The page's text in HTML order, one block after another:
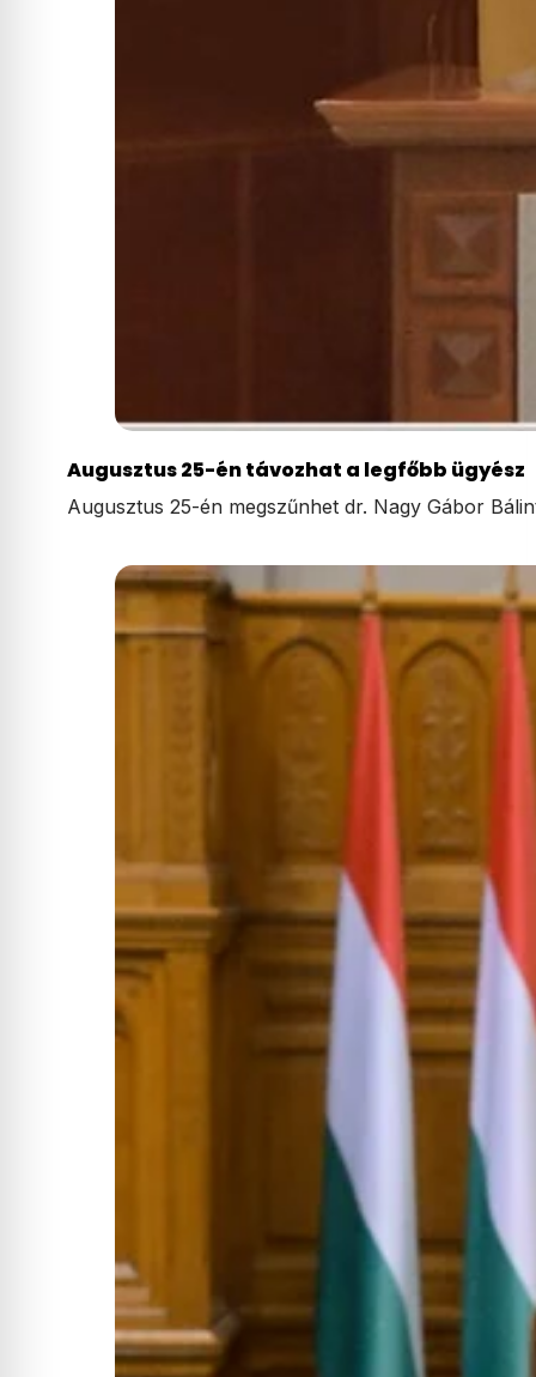
Augusztus 25-én távozhat a legfőbb ügyész
Augusztus 25-én megszűnhet dr. Nagy Gábor